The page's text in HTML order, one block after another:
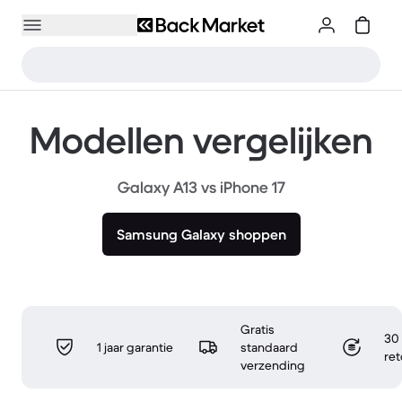
Modellen vergelijken
Galaxy A13 vs iPhone 17
Samsung Galaxy shoppen
1 jaar garantie
Gratis
standaard
verzending
30